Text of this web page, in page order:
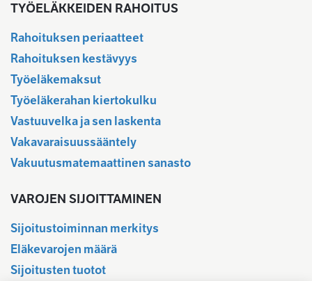
TYÖELÄKKEIDEN RAHOITUS
Rahoituksen periaatteet
Rahoituksen kestävyys
Työeläkemaksut
Työeläkerahan kiertokulku
Vastuuvelka ja sen laskenta
Vakavaraisuussääntely
Vakuutusmatemaattinen sanasto
VAROJEN SIJOITTAMINEN
Sijoitustoiminnan merkitys
Eläkevarojen määrä
Sijoitusten tuotot